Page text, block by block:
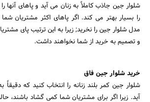
شلوار جین جاذب کاملاً به زنان می آید و پاهای آنها
را بسیار بهتر می کند. اگر پاهای اکثر مشتریان
مدل شلوار جین را نخرید; زیرا به این ترتیب پای
و تصمیم به خرید از شما نخواهند داشت.
خرید شلوار جین فاق
شلوار جین کمر بلند زنانه را انتخاب کنید که
آید. زیرا اگر برای مشتریان شما کمی گشاد باشند،